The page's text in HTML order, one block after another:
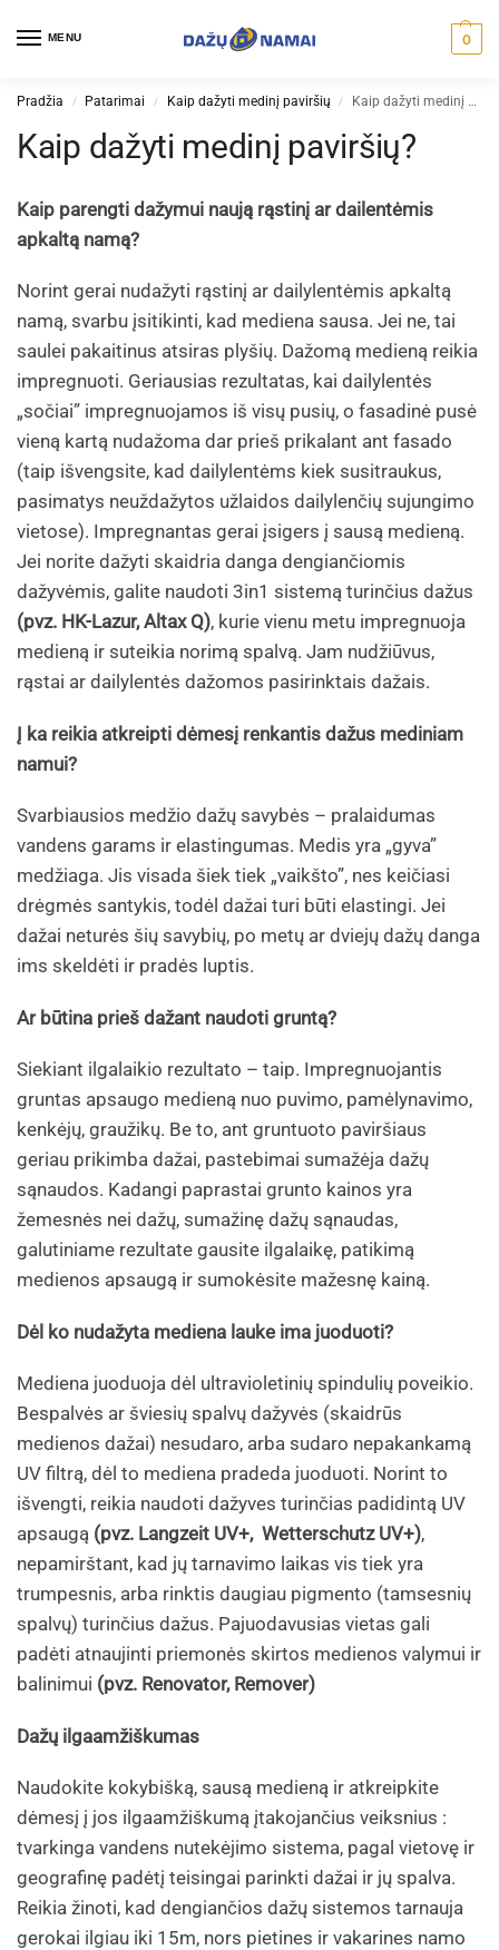
MENU 0
Pradžia / Patarimai / Kaip dažyti medinį paviršių / Kaip dažyti medinį paviršių?
Kaip dažyti medinį paviršių?
Kaip parengti dažymui naują rąstinį ar dailentėmis
apkaltą namą?
Norint gerai nudažyti rąstinį ar dailylentėmis apkaltą
namą, svarbu įsitikinti, kad mediena sausa. Jei ne, tai
saulei pakaitinus atsiras plyšių. Dažomą medieną reikia
impregnuoti. Geriausias rezultatas, kai dailylentės
„sočiai” impregnuojamos iš visų pusių, o fasadinė pusė
vieną kartą nudažoma dar prieš prikalant ant fasado
(taip išvengsite, kad dailylentėms kiek susitraukus,
pasimatys neuždažytos užlaidos dailylenčių sujungimo
vietose). Impregnantas gerai įsigers į sausą medieną.
Jei norite dažyti skaidria danga dengiančiomis
dažyvėmis, galite naudoti 3in1 sistemą turinčius dažus
(pvz. HK-Lazur, Altax Q), kurie vienu metu impregnuoja
medieną ir suteikia norimą spalvą. Jam nudžiūvus,
rąstai ar dailylentės dažomos pasirinktais dažais.
Į ka reikia atkreipti dėmesį renkantis dažus mediniam
namui?
Svarbiausios medžio dažų savybės – pralaidumas
vandens garams ir elastingumas. Medis yra „gyva”
medžiaga. Jis visada šiek tiek „vaikšto”, nes keičiasi
drėgmės santykis, todėl dažai turi būti elastingi. Jei
dažai neturės šių savybių, po metų ar dviejų dažų danga
ims skeldėti ir pradės luptis.
Ar būtina prieš dažant naudoti gruntą?
Siekiant ilgalaikio rezultato – taip. Impregnuojantis
gruntas apsaugo medieną nuo puvimo, pamėlynavimo,
kenkėjų, graužikų. Be to, ant gruntuoto paviršiaus
geriau prikimba dažai, pastebimai sumažėja dažų
sąnaudos. Kadangi paprastai grunto kainos yra
žemesnės nei dažų, sumažinę dažų sąnaudas,
galutiniame rezultate gausite ilgalaikę, patikimą
medienos apsaugą ir sumokėsite mažesnę kainą.
Dėl ko nudažyta mediena lauke ima juoduoti?
Mediena juoduoja dėl ultravioletinių spindulių poveikio.
Bespalvės ar šviesių spalvų dažyvės (skaidrūs
medienos dažai) nesudaro, arba sudaro nepakankamą
UV filtrą, dėl to mediena pradeda juoduoti. Norint to
išvengti, reikia naudoti dažyves turinčias padidintą UV
apsaugą (pvz. Langzeit UV+, Wetterschutz UV+),
nepamirštant, kad jų tarnavimo laikas vis tiek yra
trumpesnis, arba rinktis daugiau pigmento (tamsesnių
spalvų) turinčius dažus. Pajuodavusias vietas gali
padėti atnaujinti priemonės skirtos medienos valymui ir
balinimui (pvz. Renovator, Remover)
Dažų ilgaamžiškumas
Naudokite kokybišką, sausą medieną ir atkreipkite
dėmesį į jos ilgaamžiškumą įtakojančius veiksnius :
tvarkinga vandens nutekėjimo sistema, pagal vietovę ir
geografinę padėtį teisingai parinkti dažai ir jų spalva.
Reikia žinoti, kad dengiančios dažų sistemos tarnauja
gerokai ilgiau iki 15m, nors pietines ir vakarines namo